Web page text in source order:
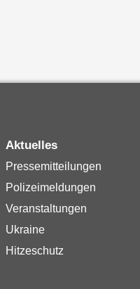
Aktuelles
Pressemitteilungen
Polizeimeldungen
Veranstaltungen
Ukraine
Hitzeschutz